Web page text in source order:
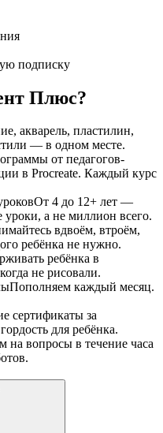
подписку
Плюс?
акварель, пластилин,
— в одном месте.
от педагогов-
в Procreate. Каждый курс
От 4 до 12+ лет —
уроки, а не миллион всего.
вдвоём, втроём,
ребёнка не нужно.
ребёнка в
не рисовали.
Пополняем каждый месяц.
сертификаты за
для ребёнка.
на вопросы в течение часа